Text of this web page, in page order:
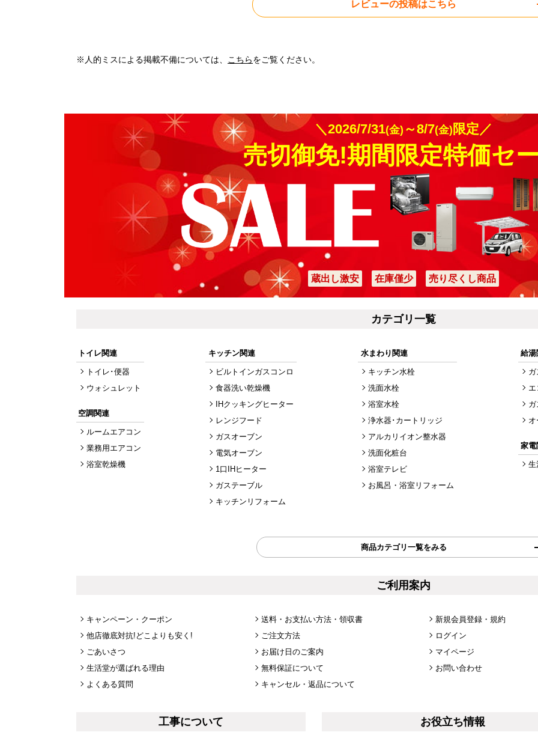
レビューの投稿はこちら
※人的ミスによる掲載不備については、 こちらをご覧ください。
＼2026/7/31(金) ～8/7(金) 限定／
売切御免!期間限定特価セ
蔵出し激安 在庫僅少 売り尽くし商品
カテゴリ一覧
トイレ関連
トイレ･便器
ウォシュレット
空調関連
ルームエアコン
業務用エアコン
浴室乾燥機
キッチン関連
ビルトインガスコンロ
食器洗い乾燥機
IHクッキングヒーター
レンジフード
ガスオーブン
電気オーブン
1口IHヒーター
ガステーブル
キッチンリフォーム
水まわり関連
キッチン水栓
洗面水栓
浴室水栓
浄水器･カートリッジ
アルカリイオン整水器
洗面化粧台
浴室テレビ
お風呂・浴室リフォーム
給湯
家電
生
商品カテゴリ一覧をみる
ご利用案内
キャンペーン・クーポン
他店徹底対抗!どこよりも安く!
ごあいさつ
生活堂が選ばれる理由
よくある質問
送料・お支払い方法・領収書
ご注文方法
お届け日のご案内
無料保証について
キャンセル・返品について
新規会員登録・規約
ログイン
マイページ
お問い合わせ
工事について お役立ち情報